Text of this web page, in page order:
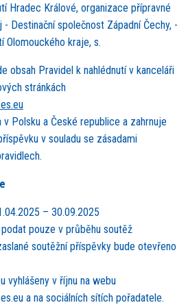
Hradec Králové, organizace přípravné
Destinační společnost Západní Čechy, -
Olomouckého kraje, s.
obsah Pravidel k nahlédnutí v kanceláři
stránkách
v Polsku a České republice a zahrnuje
v souladu se zásadami
– 30.09.2025
pouze v průběhu soutěž
é soutěžní příspěvky bude otevřeno
vyhlášeny v říjnu na webu
a na sociálních sítích pořadatele.